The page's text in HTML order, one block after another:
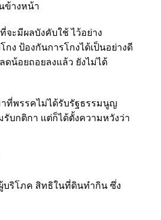
ข้างหน้า
ะมีผลบังคับใช้ ไว้อย่าง
ง ป้องกันการโกงได้เป็นอย่างดี
น้อยถอยลงแล้ว ยังไม่ได้
ที่พรรคไม่ได้รับรัฐธรรมนูญ
บกติกา แต่ก็ได้ตั้งความหวังว่า
บริโภค สิทธิในที่ดินทำกิน ซึ่ง